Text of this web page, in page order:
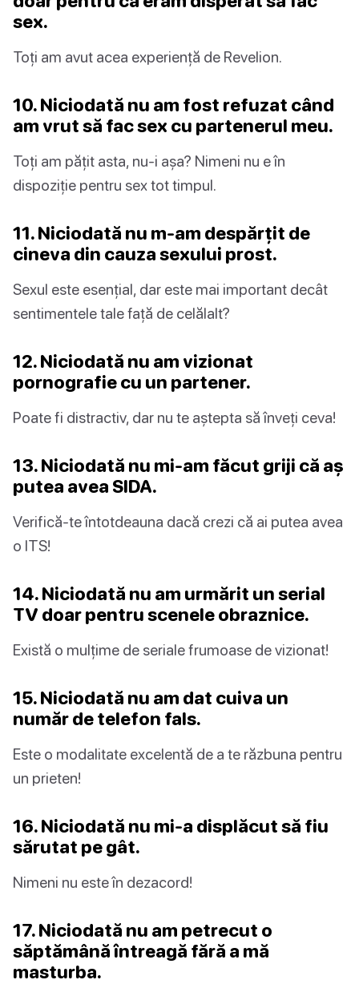
sex.
Toți am avut acea experiență de Revelion.
10. Niciodată nu am fost refuzat când
am vrut să fac sex cu partenerul meu.
Toți am pățit asta, nu-i așa? Nimeni nu e în
dispoziție pentru sex tot timpul.
11. Niciodată nu m-am despărțit de
cineva din cauza sexului prost.
Sexul este esențial, dar este mai important decât
sentimentele tale față de celălalt?
12. Niciodată nu am vizionat
pornografie cu un partener.
Poate fi distractiv, dar nu te aștepta să înveți ceva!
13. Niciodată nu mi-am făcut griji că aș
putea avea SIDA.
Verifică-te întotdeauna dacă crezi că ai putea avea
o ITS!
14. Niciodată nu am urmărit un serial
TV doar pentru scenele obraznice.
Există o mulțime de seriale frumoase de vizionat!
15. Niciodată nu am dat cuiva un
număr de telefon fals.
Este o modalitate excelentă de a te răzbuna pentru
un prieten!
16. Niciodată nu mi-a displăcut să fiu
sărutat pe gât.
Nimeni nu este în dezacord!
17. Niciodată nu am petrecut o
săptămână întreagă fără a mă
masturba.